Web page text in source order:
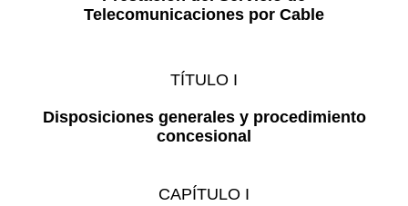
Telecomunicaciones por Cable
TÍTULO I
Disposiciones generales y procedimiento
concesional
CAPÍTULO I